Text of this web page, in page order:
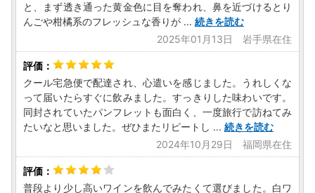
と、まず透き通った黄金色に目を奪われ、鼻を近づけるとり
んごや柑橘系のフレッシュな香りが ... 続きを読む
2025年01月13日 岩手県在住
クール宅急便で配達され、心遣いを感じました。うれしくな
って届いたらすぐに飲みました。すっきりした味わいです。
同封されていたパンフレットも面白く、一度旅行で訪ねてみ
たいなと思いました。ぜひまたリピートし ... 続きを読む
2024年10月29日 福岡県在住
普段より少し高いワインを飲んでみたくて選びました。白ワ